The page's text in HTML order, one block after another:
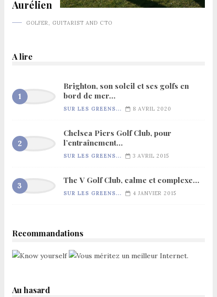
Aurélien
GOLFER, GUITARIST AND CTO
A lire
Brighton, son soleil et ses golfs en
bord de mer…
SUR LES GREENS... 8 AVRIL 2020
Chelsea Piers Golf Club, pour
l’entraînement…
SUR LES GREENS... 3 AVRIL 2015
The V Golf Club, calme et complexe…
SUR LES GREENS... 4 JANVIER 2015
Recommandations
Au hasard